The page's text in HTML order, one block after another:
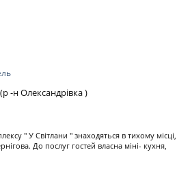
-н Олександрівка )
" У Світлани " знаходяться в тихому місці,
До послуг гостей власна міні- кухня,